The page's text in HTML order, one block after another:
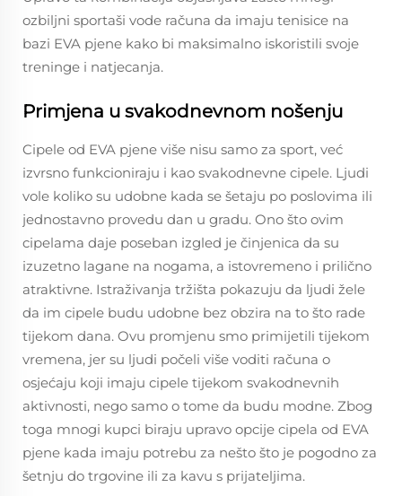
ozbiljni sportaši vode računa da imaju tenisice na
bazi EVA pjene kako bi maksimalno iskoristili svoje
treninge i natjecanja.
Primjena u svakodnevnom nošenju
Cipele od EVA pjene više nisu samo za sport, već
izvrsno funkcioniraju i kao svakodnevne cipele. Ljudi
vole koliko su udobne kada se šetaju po poslovima ili
jednostavno provedu dan u gradu. Ono što ovim
cipelama daje poseban izgled je činjenica da su
izuzetno lagane na nogama, a istovremeno i prilično
atraktivne. Istraživanja tržišta pokazuju da ljudi žele
da im cipele budu udobne bez obzira na to što rade
tijekom dana. Ovu promjenu smo primijetili tijekom
vremena, jer su ljudi počeli više voditi računa o
osjećaju koji imaju cipele tijekom svakodnevnih
aktivnosti, nego samo o tome da budu modne. Zbog
toga mnogi kupci biraju upravo opcije cipela od EVA
pjene kada imaju potrebu za nešto što je pogodno za
šetnju do trgovine ili za kavu s prijateljima.